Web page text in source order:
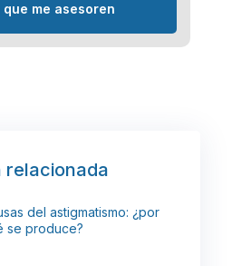
me asesoren
relacionada
del astigmatismo: ¿por
se produce?